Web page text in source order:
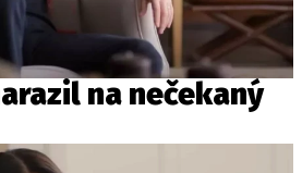
na nečekaný